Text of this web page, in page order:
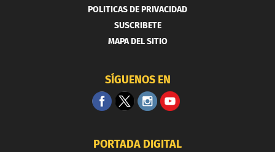
POLITICAS DE PRIVACIDAD
SUSCRIBETE
MAPA DEL SITIO
SÍGUENOS EN
PORTADA DIGITAL